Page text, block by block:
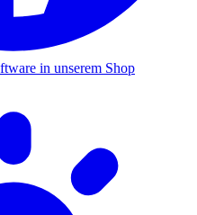
in unserem Shop